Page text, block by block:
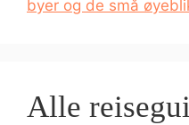
byer og de små
Alle